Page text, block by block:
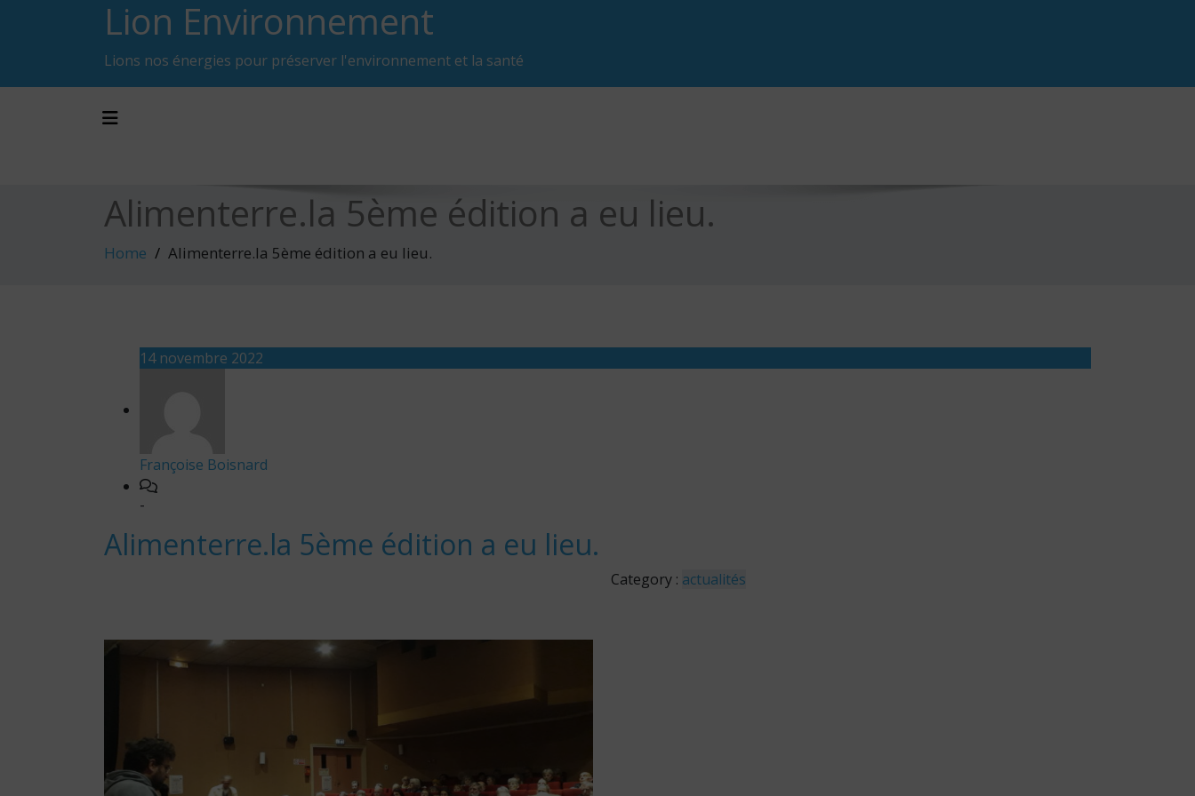
Lion Environnement
Lions nos énergies pour préserver l'environnement et la santé
Toggle navigation
Alimenterre.la 5ème édition a eu lieu.
Home Alimenterre.la 5ème édition a eu lieu.
14 novembre 2022
Françoise Boisnard
-
Alimenterre.la 5ème édition a eu lieu.
Category : actualités